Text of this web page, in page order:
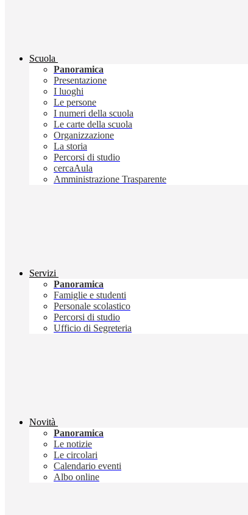
Scuola
Panoramica
Presentazione
I luoghi
Le persone
I numeri della scuola
Le carte della scuola
Organizzazione
La storia
Percorsi di studio
cercaAula
Amministrazione Trasparente
Servizi
Panoramica
Famiglie e studenti
Personale scolastico
Percorsi di studio
Ufficio di Segreteria
Novità
Panoramica
Le notizie
Le circolari
Calendario eventi
Albo online